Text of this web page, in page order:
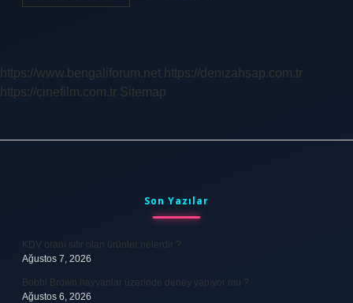
Ne
https://www.bengaliforum.net https://denizahsap.com.tr
https://cinefilm.com.tr Sitemap
Son Yazılar
KDV oranı sıfır olan ürünler nelerdir ?
Ağustos 7, 2026
Bobbi Brown hayvanlar üzerinde deney yapıyor mu ?
Ağustos 6, 2026